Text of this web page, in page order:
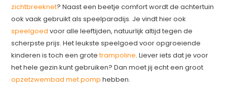
zichtbreeknet? Naast een beetje comfort wordt de achtertuin
ook vaak gebruikt als speelparadijs. Je vindt hier ook
speelgoed voor alle leeftijden, natuurlijk altijd tegen de
scherpste prijs. Het leukste speelgoed voor opgroeiende
kinderen is toch een grotetrampoline. Liever iets dat je voor
het hele gezin kunt gebruiken? Dan moet jij echt een groot
opzetzwembad met pomp hebben.